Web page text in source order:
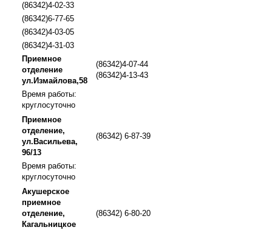
(86342)4-02-33
(86342)6-77-65
(86342)4-03-05
(86342)4-31-03
Приемное
отделение
ул.Измайлова,58
(86342)4-07-44
(86342)4-13-43
Время работы:
круглосуточно
Приемное
отделение,
ул.Васильева,
96/13
(86342) 6-87-39
Время работы:
круглосуточно
Акушерское
приемное
отделение,
Кагальницкое
(86342) 6-80-20